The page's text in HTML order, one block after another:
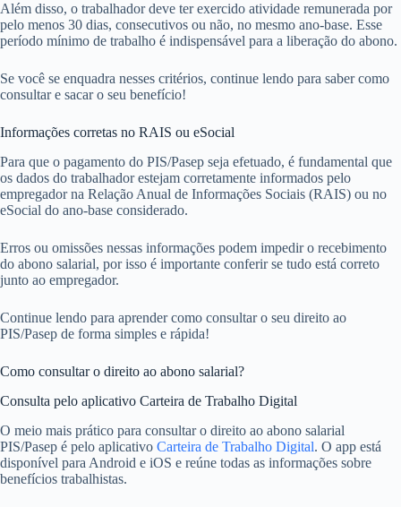
Além disso, o trabalhador deve ter exercido atividade remunerada por
pelo menos 30 dias, consecutivos ou não, no mesmo ano-base. Esse
período mínimo de trabalho é indispensável para a liberação do abono.
Se você se enquadra nesses critérios, continue lendo para saber como
consultar e sacar o seu benefício!
Informações corretas no RAIS ou eSocial
Para que o pagamento do PIS/Pasep seja efetuado, é fundamental que
os dados do trabalhador estejam corretamente informados pelo
empregador na Relação Anual de Informações Sociais (RAIS) ou no
eSocial do ano-base considerado.
Erros ou omissões nessas informações podem impedir o recebimento
do abono salarial, por isso é importante conferir se tudo está correto
junto ao empregador.
Continue lendo para aprender como consultar o seu direito ao
PIS/Pasep de forma simples e rápida!
Como consultar o direito ao abono salarial?
Consulta pelo aplicativo Carteira de Trabalho Digital
O meio mais prático para consultar o direito ao abono salarial
PIS/Pasep é pelo aplicativo Carteira de Trabalho Digital. O app está
disponível para Android e iOS e reúne todas as informações sobre
benefícios trabalhistas.